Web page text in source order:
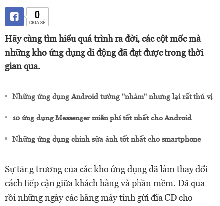
0
CHIA SẺ
Hãy cùng tìm hiểu quá trình ra đời, các cột mốc mà
những kho ứng dụng di động đã đạt được trong thời
gian qua.
Những ứng dụng Android tưởng "nhảm" nhưng lại rất thú vị
10 ứng dụng Messenger miễn phí tốt nhất cho Android
Những ứng dụng chỉnh sửa ảnh tốt nhất cho smartphone
Sự tăng trưởng của các kho ứng dụng đã làm thay đổi
cách tiếp cận giữa khách hàng và phần mềm. Đã qua
rồi những ngày các hãng máy tính gửi đĩa CD cho